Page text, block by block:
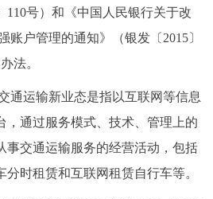
110号）和《中国人民银行关于改
账户管理的通知》（银发〔2015〕
法。
运输新业态是指以互联网等信息
，通过服务模式、技术、管理上的
事交通运输服务的经营活动，包括
时租赁和互联网租赁自行车等。